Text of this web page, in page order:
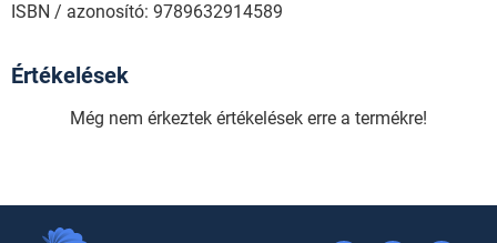
ISBN / azonosító: 9789632914589
Értékelések
Még nem érkeztek értékelések erre a termékre!